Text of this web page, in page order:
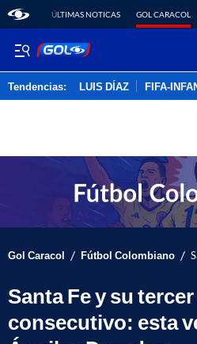
ÚLTIMAS NOTICAS GOL CARACOL
Tendencias: LUIS DÍAZ FIFA-
Gol Caracol / Fútbol Colombiano /
Santa Fe y su
consecutivo: esta